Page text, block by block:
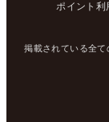
ポイント利
掲載されている全